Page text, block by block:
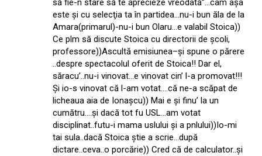
să fie-n stare să te aprecieze vreodată”…cam aşa
este şi cu selecţia ta în partidea…nu-i bun ăla de la
Amara(primarul)-nu-i bun Olaru…e valabil Stoica))
Ce plm să discute Stoica cu directorii de şcoli,
professore))Ascultă emisiunea–şi spune o părere
..despre spectacolul oferit de Stoica!! Dar el,
săracu’..nu-i vinovat…e vinovat cin’ l-a promovat!!!
Şi io-s vinovat că l-am votat….că ne-a scăpat de
licheaua aia de Ionaşcu)) Mai e şi finu’ la un
cumătru….şi dacă tot fu USL…am votat
disciplinat..futu-i mama uslului şi a pnlului))Io-mi
tai sula..dacă Stoica ştie a scrie…după
dictare..ceva..o porcărie)) Cred că de calculator..şi